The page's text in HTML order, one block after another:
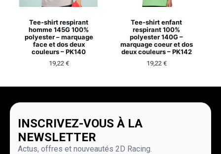
Tee-shirt respirant
homme 145G 100%
polyester – marquage
face et dos deux
couleurs – PK140
19,22 €
Tee-shirt enfant
respirant 100%
polyester 140G –
marquage coeur et dos
deux couleurs – PK142
19,22 €
INSCRIVEZ-VOUS À LA
NEWSLETTER
Actus, offres et nouveautés 2D Racing.